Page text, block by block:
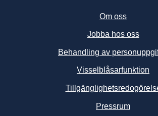
Om oss
Jobba hos oss
Behandling av
Visselblåsarfunktion
PressrumLänk